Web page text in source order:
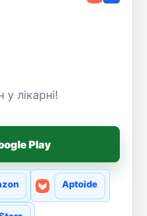
лікарні!
Play
Aptoide